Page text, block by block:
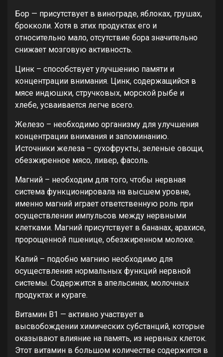
Бор — присутствует в винограде, яблоках, грушах,
брокколи. Хотя в этих продуктах его и
относительно мало, отсутствие бора значительно
снижает мозговую активность.
Цинк – способствует улучшению памяти и
концентрации внимания. Цинк, содержащийся в
мясе индюшки, стручковых, морской рыбе и
хлебе, усваивается легче всего.
Железо – необходимо организму для улучшения
концентрации внимания и запоминанию.
Источники железа – сухофрукты, зеленые овощи,
обезжиренное мясо, ливер, фасоль.
Магний – необходим для того, чтобы нервная
система функционировала на высшем уровне,
именно магний играет ответственную роль при
осуществлении импульсов между нервными
клетками. Магний присутствует в бананах, арахисе,
пророщенной пшенице, обезжиренном молоке.
Калий – подобно магнию необходимо для
осуществления нормальных функций нервной
системы. Содержится в апельсинах, молочных
продуктах и кураге.
Витамин В1 — активно участвует в
высвобождении химических субстанций, которые
оказывают влияние на память, из нервных клеток.
Этот витамин в большом количестве содержится в